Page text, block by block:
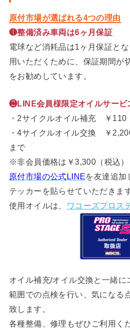
原付市場が選ばれる4つの理由
❶整備済み車両は6ヶ月保証
電球など消耗品は1ヶ月保証と
用いただくために、保証期間が
をお勧めしています。
❷LINE会員様限定オイルサービ
・2サイクルオイル補充 ￥110
・4サイクルオイル交換 ￥
まで
※非会員価格は￥3,300（税込）
原付市場の公式LINEを友達追加
テッカーを貼らせていただきます
使用オイルは、
ワコーズプロス
オイル補充/オイル交換と一緒
範囲での点検を行い、気になる
致します。
各種整備、修理もぜひご利用く